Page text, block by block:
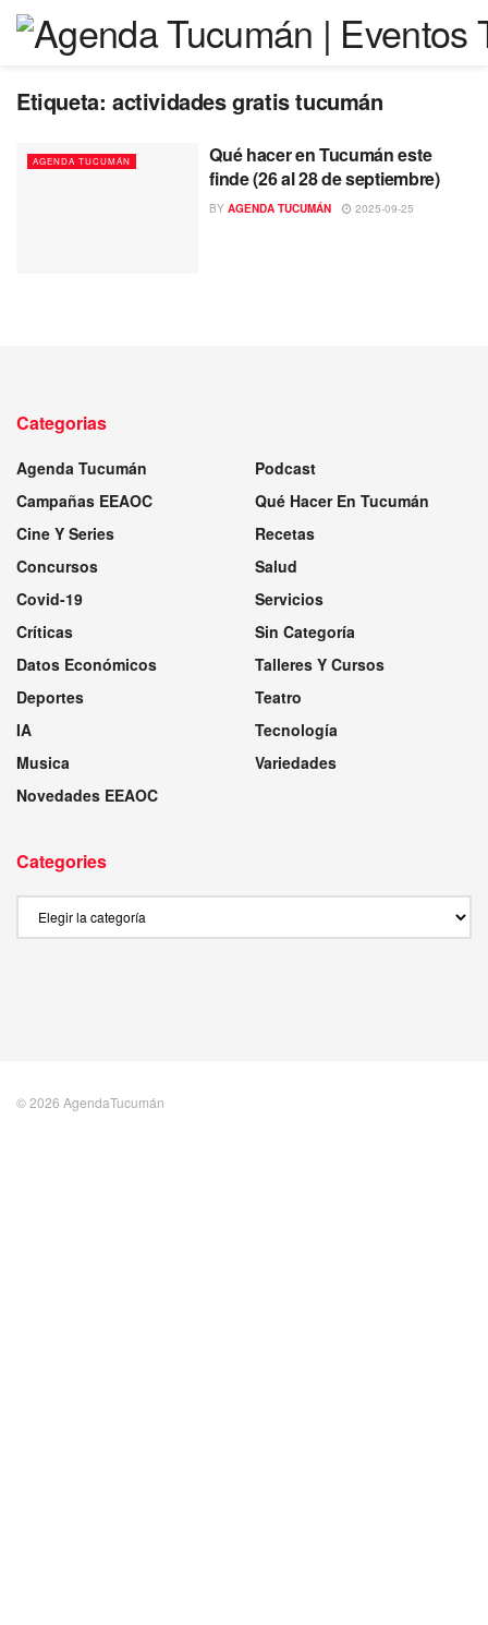
Etiqueta: actividades gratis tucumán
AGENDA TUCUMÁN
Qué hacer en Tucumán este
finde (26 al 28 de septiembre)
BY AGENDA TUCUMÁN 2025-09-25
Categorias
Agenda Tucumán
Campañas EEAOC
Cine Y Series
Concursos
Covid-19
Críticas
Datos Económicos
Deportes
IA
Musica
Novedades EEAOC
Podcast
Qué Hacer En Tucumán
Recetas
Salud
Servicios
Sin Categoría
Talleres Y Cursos
Teatro
Tecnología
Variedades
Categories
© 2026 AgendaTucumán